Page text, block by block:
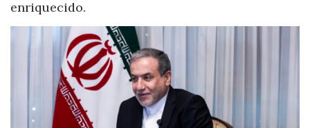
enriquecido.